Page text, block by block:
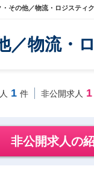
その他／物流・ロジスティ
物流・
1 件 非公開求人 1
非公開求人の